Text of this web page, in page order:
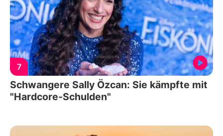
7
Schwangere Sally Özcan: Sie kämpfte mit
"Hardcore-Schulden"